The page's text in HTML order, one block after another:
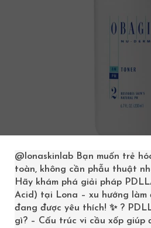
ĐẶC TRỊ BAN NGÀY OBAGI
HYDROQUINONE
Đây là một trong những sản
Obagi Nu-derm
@lonaskinlab Bạn muốn trẻ
toàn, không cần phẫu thuật
Hãy khám phá giải pháp
Acid) tại Lona – xu hướng làm
đang được yêu thích! ✨ ?
gì? – Cấu trúc vi cầu xốp giúp